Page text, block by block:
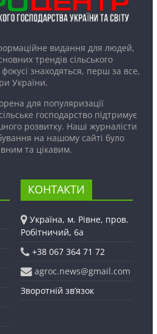
видання для людей,
трендів сільського
знаходяться, перш за все,
України.
для популяризації
господарство підтримує
розвитку. Наші журналісти
на нашому сайті було
та цікавим.
КОНТАКТИ
Україна, м. Рівне, пров.
Робітничий, 6а
+38 067 364 71 72
agroc.news@gmail.com
Зворотній зв’язок